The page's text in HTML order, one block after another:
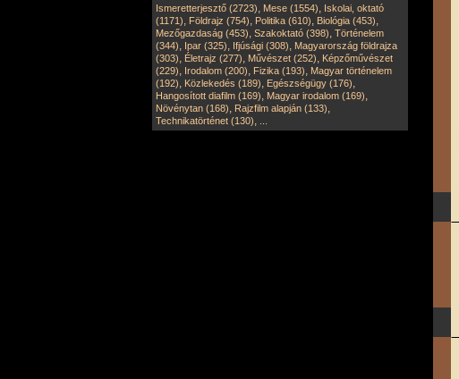
Ismeretterjesztő (2723), Mese (1554), Iskolai, oktató
(1171), Földrajz (754), Politika (610), Biológia (453),
Mezőgazdaság (453), Szakoktató (398), Történelem
(344), Ipar (325), Ifjúsági (308), Magyarország földrajza
(303), Életrajz (277), Művészet (252), Képzőművészet
(229), Irodalom (200), Fizika (193), Magyar történelem
(192), Közlekedés (189), Egészségügy (176),
Hangosított diafilm (169), Magyar irodalom (169),
Növénytan (168), Rajzfilm alapján (133),
Technikatörténet (130),